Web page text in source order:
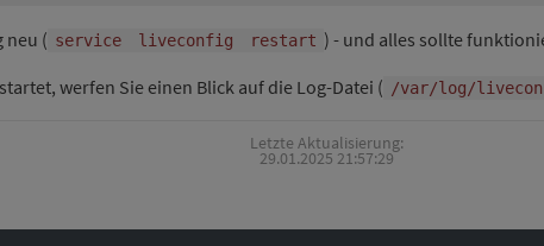
neu ( service liveconfig restart ) - und alles sollte
werfen Sie einen Blick auf die Log-Datei ( /var/log/
Letzte Aktualisierung:
29.01.2025 21:57:29